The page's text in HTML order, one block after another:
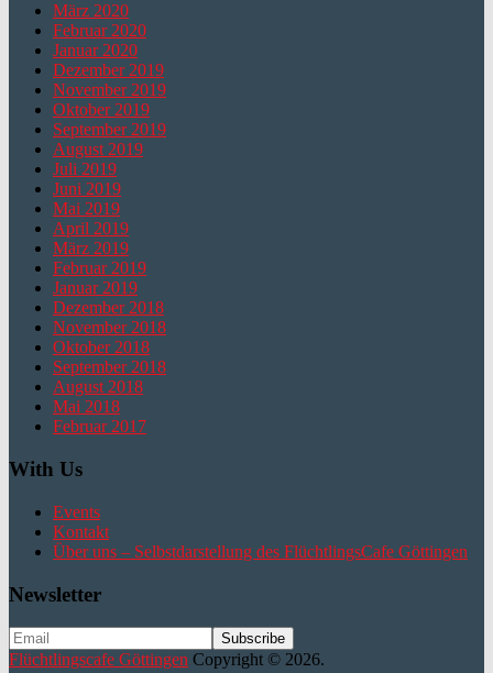
März 2020
Februar 2020
Januar 2020
Dezember 2019
November 2019
Oktober 2019
September 2019
August 2019
Juli 2019
Juni 2019
Mai 2019
April 2019
März 2019
Februar 2019
Januar 2019
Dezember 2018
November 2018
Oktober 2018
September 2018
August 2018
Mai 2018
Februar 2017
With Us
Events
Kontakt
Über uns – Selbstdarstellung des FlüchtlingsCafe Göttingen
Newsletter
Flüchtlingscafe Göttingen Copyright © 2026.